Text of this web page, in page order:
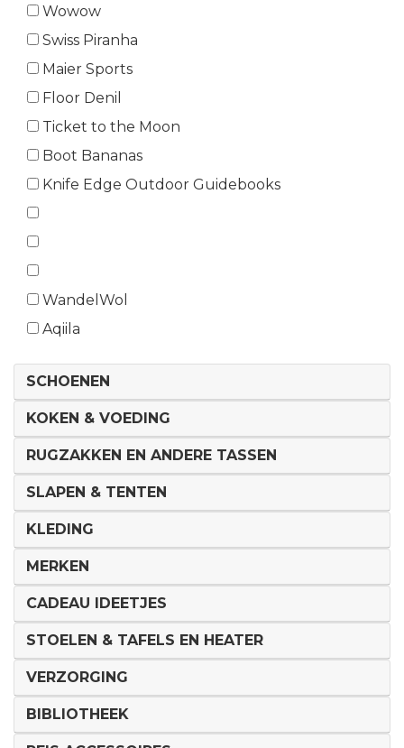
Wowow
Swiss Piranha
Maier Sports
Floor Denil
Ticket to the Moon
Boot Bananas
Knife Edge Outdoor Guidebooks
WandelWol
Aqiila
SCHOENEN
KOKEN & VOEDING
RUGZAKKEN EN ANDERE TASSEN
SLAPEN & TENTEN
KLEDING
MERKEN
CADEAU IDEETJES
STOELEN & TAFELS EN HEATER
VERZORGING
BIBLIOTHEEK